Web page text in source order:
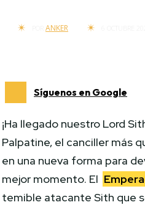
ANKER
Síguenos en Google
¡Ha llegado nuestro Lord
Palpatine, el canciller más
en una nueva forma para
mejor momento. El
temible atacante Sith que